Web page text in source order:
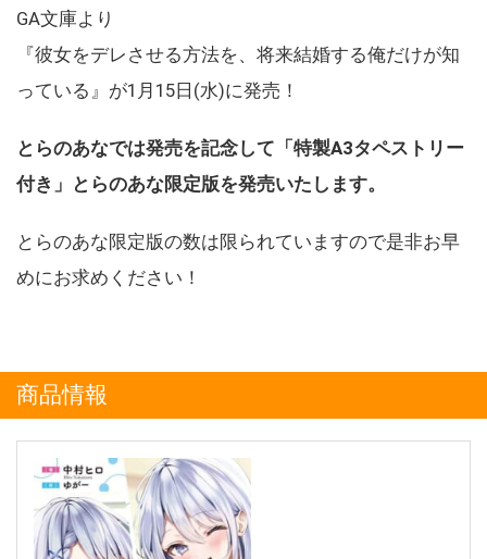
GA文庫より
『彼女をデレさせる方法を、将来結婚する俺だけが知
っている』が1月15日(水)に発売！
とらのあなでは発売を記念して「特製A3タペストリー
付き」とらのあな限定版を発売いたします。
とらのあな限定版の数は限られていますので是非お早
めにお求めください！
商品情報